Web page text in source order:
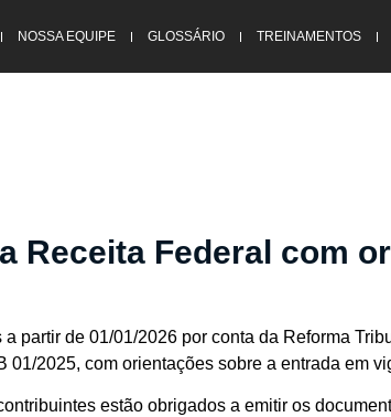
NOSSA EQUIPE GLOSSÁRIO TREINAMENTOS
Receita Federal com
partir de 01/01/2026 por conta da Reforma
2025, com orientações sobre a entrada em
estão obrigados a emitir os